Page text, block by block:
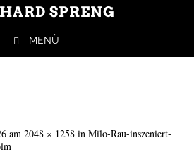
SPRENG
MENÜ
am 2048 × 1258 in Milo-Rau-inszeniert-